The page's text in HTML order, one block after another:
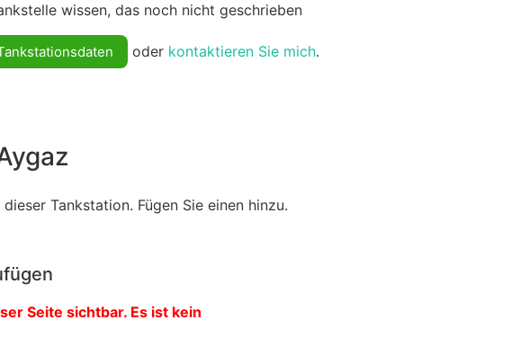
wissen, das noch nicht geschrieben
oder kontaktieren Sie mich.
Tankstation. Fügen Sie einen hinzu.
Seite sichtbar. Es ist kein